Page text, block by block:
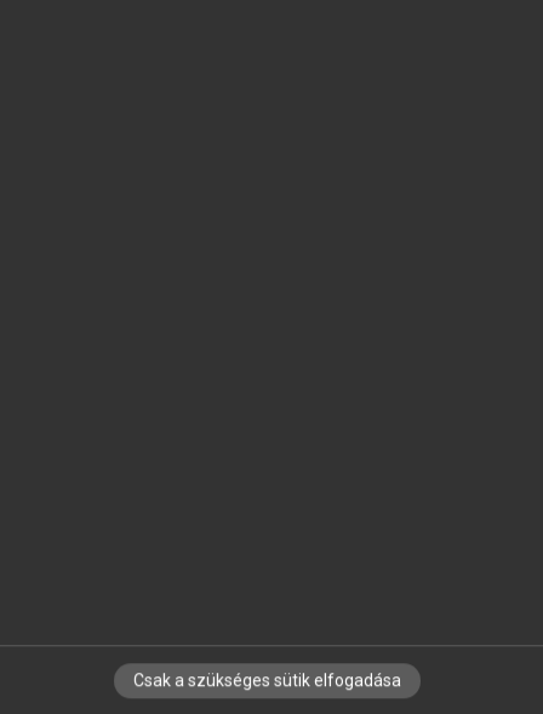
IRATKOZZ FEL HÍRLEVELÜNKRE!
Csak a szükséges sütik elfogadása